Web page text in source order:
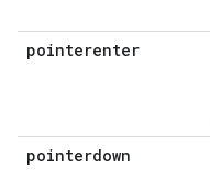
pointerenter
pointerdown